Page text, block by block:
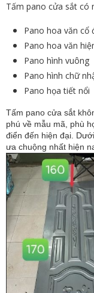
Tấm pano cửa sắt có
Pano hoa văn cổ
Pano hoa văn
Pano hình vuông
Pano hình chữ
Pano họa tiết nổi
Tấm pano cửa sắt
phú về mẫu mã, phù
điển đến hiện đại.
ưa chuộng nhất hiện